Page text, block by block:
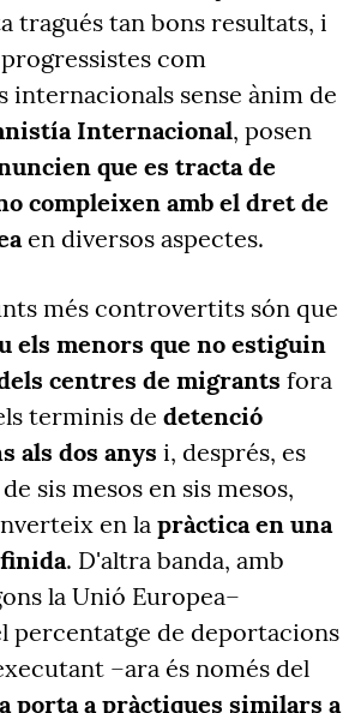
tragués tan bons resultats, i
com
internacionals sense ànim de
Internacional, posen
que es tracta de
compleixen amb el dret de
en diversos aspectes.
més controvertits són que
els menors que no estiguin
centres de migrants fora
terminis de detenció
als dos anys i, després, es
sis mesos en sis mesos,
en la pràctica en una
. D'altra banda, amb
la Unió Europea–
percentatge de deportacions
–ara és només del
porta a pràctiques similars a